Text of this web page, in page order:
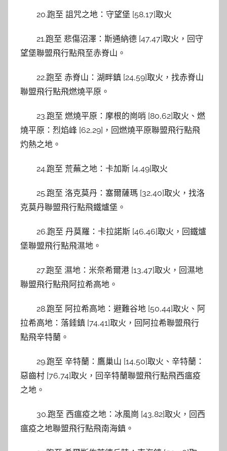
20.跑至 詛咒之地：守望堡 [58,17]取火
21.跑至 悲傷沼澤：斯通納德 [47,47]取火，回守
望堡聯盟飛行點飛至赤脊山。
22.跑至 赤脊山：湖畔鎮 [24,59]取火，找赤脊山
聯盟飛行點飛燃燒平原。
23.跑至 燃燒平原：摩根的崗哨 [80,62]取火、燃
燒平原：烈焰峰 [62,29]，回燃燒平原聯盟飛行點飛
灼熱之地。
24.跑至 荒蕪之地：卡加斯 [4,49]取火
25.跑至 洛克莫丹：塞爾薩瑪 [32,40]取火，找洛
克莫丹聯盟飛行點飛鐵爐堡。
26.跑至 丹莫羅：卡拉諾斯 [46,46]取火，回鐵爐
堡聯盟飛行點飛濕地。
27.跑至 濕地：米奈希爾港 [13,47]取火，回濕地
聯盟飛行點飛阿拉希高地。
28.跑至 阿拉希高地：避難谷地 [50,44]取火、阿
拉希高地：落錘鎮 [74,41]取火，回阿拉希聯盟飛行
點飛辛特蘭。
29.跑至 辛特蘭：鷹巢山 [14,50]取火、辛特蘭：
惡齒村 [76,74]取火，回辛特蘭聯盟飛行點飛西瘟疫
之地。
30.跑至 西瘟疫之地：冰風崗 [43,82]取火，回西
瘟疫之地聯盟飛行點飛南海鎮。